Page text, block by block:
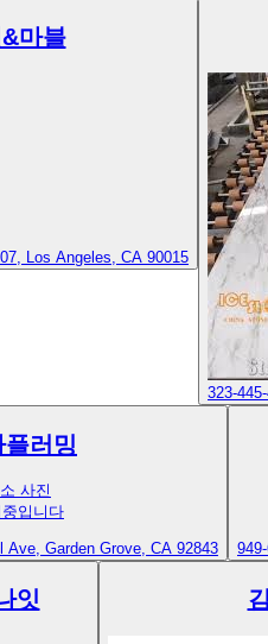
마블
Los Angeles, CA 90015
323-
플러밍
사진
중입니다
Ave, Garden Grove, CA 92843
잇